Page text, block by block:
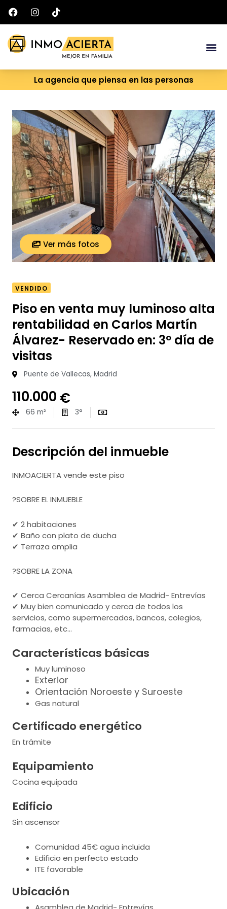
contenido
La agencia que piensa en las personas
Ver más fotos
VENDIDO
Piso en venta muy luminoso alta
rentabilidad en Carlos Martín
Álvarez- Reservado en: 3º día de
visitas
Puente de Vallecas, Madrid
110.000 €
66 m² 3°
Descripción del inmueble
INMOACIERTA vende este piso
?SOBRE EL INMUEBLE
✔ 2 habitaciones
✔ Baño con plato de ducha
✔ Terraza amplia
?SOBRE LA ZONA
✔ Cerca Cercanías Asamblea de Madrid- Entrevías
✔ Muy bien comunicado y cerca de todos los
servicios, como supermercados, bancos, colegios,
farmacias, etc…
Características básicas
Muy luminoso
Exterior
Orientación Noroeste y Suroeste
Gas natural
Certificado energético
En trámite
Equipamiento
Cocina equipada
Edificio
Sin ascensor
Comunidad 45€ agua incluida
Edificio en perfecto estado
ITE favorable
Ubicación